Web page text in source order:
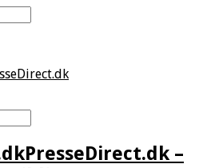
PresseDirect.dk –